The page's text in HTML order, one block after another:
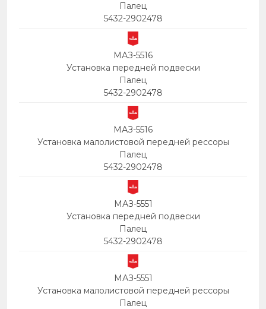
Палец
5432-2902478
МАЗ-5516
Установка передней подвески
Палец
5432-2902478
МАЗ-5516
Установка малолистовой передней рессоры
Палец
5432-2902478
МАЗ-5551
Установка передней подвески
Палец
5432-2902478
МАЗ-5551
Установка малолистовой передней рессоры
Палец